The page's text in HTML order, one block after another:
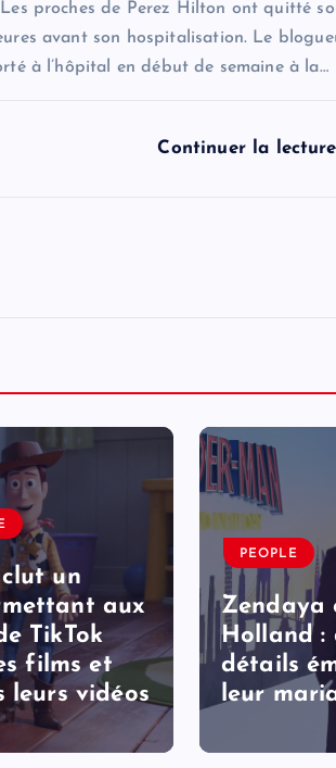
Les proches de Perez Hilton ont quitté
avant son hospitalisation. Le
à l’hôpital en début de semaine à la…
Continuer la lecture
un
aux
TikTok
films et
leurs vidéos
PEOPLE
Zendaya
Holland :
détails
leur